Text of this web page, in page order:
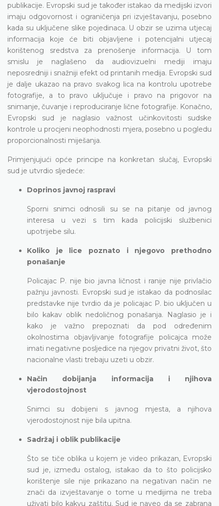
publikacije. Evropski sud je također istakao da medijski izvori
imaju odgovornost i ograničenja pri izvještavanju, posebno
kada su uključene slike pojedinaca. U obzir se uzima utjecaj
informacija koje će biti objavljene i potencijalni utjecaj
korištenog sredstva za prenošenje informacija. U tom
smislu je naglašeno da audiovizuelni mediji imaju
neposredniji i snažniji efekt od printanih medija. Evropski sud
je dalje ukazao na pravo svakog lica na kontrolu upotrebe
fotografije, a to pravo uključuje i pravo na prigovor na
snimanje, čuvanje i reproduciranje lične fotografije. Konačno,
Evropski sud je naglasio važnost učinkovitosti sudske
kontrole u procjeni neophodnosti mjera, posebno u pogledu
proporcionalnosti miješanja.
Primjenjujući opće principe na konkretan slučaj, Evropski
sud je utvrdio sljedeće:
Doprinos javnoj raspravi
Sporni snimci odnosili su se na pitanje od javnog
interesa u vezi s tim kada policijski službenici
upotrijebe silu.
Koliko je lice poznato i njegovo prethodno
ponašanje
Policajac P. nije bio javna ličnost i ranije nije privlačio
pažnju javnosti. Evropski sud je istakao da podnosilac
predstavke nije tvrdio da je policajac P. bio uključen u
bilo kakav oblik nedoličnog ponašanja. Naglasio je i
kako je važno prepoznati da pod određenim
okolnostima objavljivanje fotografije policajca može
imati negativne posljedice na njegov privatni život, što
nacionalne vlasti trebaju uzeti u obzir.
Način dobijanja informacija i njihova
vjerodostojnost
Snimci su dobijeni s javnog mjesta, a njihova
vjerodostojnost nije bila upitna.
Sadržaj i oblik publikacije
Što se tiče oblika u kojem je video prikazan, Evropski
sud je, između ostalog, istakao da to što policijsko
korištenje sile nije prikazano na negativan način ne
znači da izvještavanje o tome u medijima ne treba
uživati bilo kakvu zaštitu. Sud je naveo da se zabrana